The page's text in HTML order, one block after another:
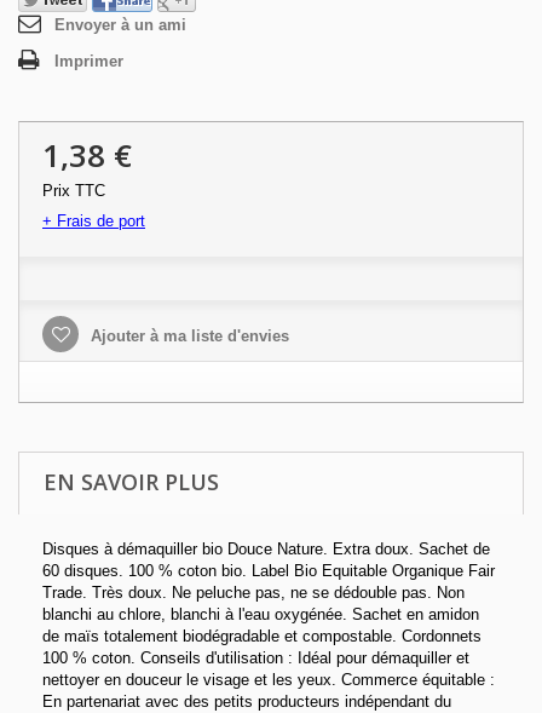
Envoyer à un ami
Imprimer
1,38 €
Prix TTC
+ Frais de port
Ajouter à ma liste d'envies
EN SAVOIR PLUS
Disques à démaquiller bio Douce Nature. Extra doux. Sachet de
60 disques. 100 % coton bio. Label Bio Equitable Organique Fair
Trade. Très doux. Ne peluche pas, ne se dédouble pas. Non
blanchi au chlore, blanchi à l'eau oxygénée. Sachet en amidon
de maïs totalement biodégradable et compostable. Cordonnets
100 % coton. Conseils d'utilisation : Idéal pour démaquiller et
nettoyer en douceur le visage et les yeux. Commerce équitable :
En partenariat avec des petits producteurs indépendant du